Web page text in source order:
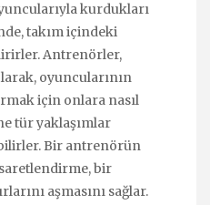
kurdukları
takım içindeki
Antrenörler,
oyuncularının
için onlara nasıl
tür yaklaşımlar
Bir antrenörün
bir
aşmasını sağlar.